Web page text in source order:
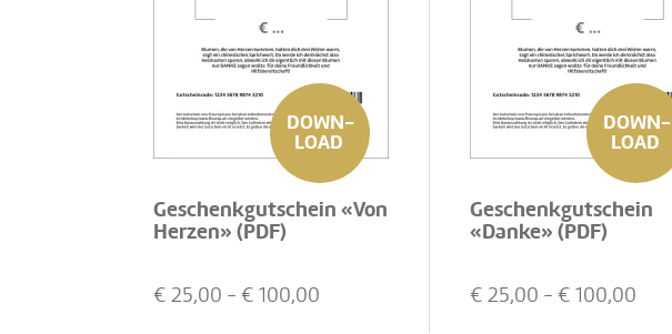
DOWN-
LOAD
Geschenkgutschein «Von
Herzen» (PDF)
€ 25,00 - € 100,00
DOWN-
LOAD
Geschenkgutschein
«Danke» (PDF)
€ 25,00 - € 100,00